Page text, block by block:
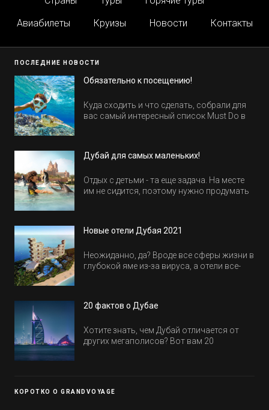
Авиабилеты
Круизы Новости Контакты
ПОСЛЕДНИЕ НОВОСТИ
Обязательно к посещению!
Куда сходить и что сделать, собрали для
вас самый интересный список Must Do в
Дубай для самых маленьких!
Отдых с детьми - та еще задача. На месте
им не сидится, поэтому нужно продумать
Новые отели Дубая 2021
Неожиданно, да? Вроде все сферы жизни в
глубокой яме из-за вируса, а отели все-
обычно на первые заезды дают промо-
20 фактов о Дубае
Хотите знать, чем Дубай отличается от
других мегаполисов? Вот вам 20
КОРОТКО О GRANDVOYAGE